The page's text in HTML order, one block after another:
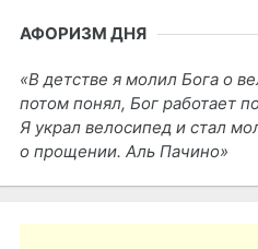
АФОРИЗМ ДНЯ
В детстве я молил Бога о
потом понял, Бог работает
Я украл велосипед и стал
о прощении. Аль Пачино